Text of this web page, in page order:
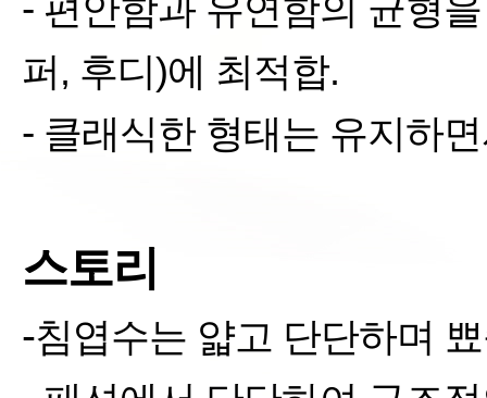
- 편안함과 유연함의 균형
퍼 , 후디 )에 최적합.
- 클래식한 형태는 유지하
스토리
-침엽수는 얇고 단단하며